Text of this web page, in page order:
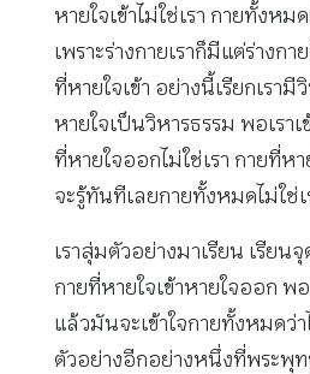
หายใจเข้าไม่ใช่เรา กายทั้งหม
เพราะร่างกายเราก็มีแต่ร่างก
ที่หายใจเข้า อย่างนี้เรียกเรามี
หายใจเป็นวิหารธรรม พอเราเ
ที่หายใจออกไม่ใช่เรา กายที่หา
จะรู้ทันทีเลยกายทั้งหมดไม่ใช่เ
เราสุ่มตัวอย่างมาเรียน เรียนจุ
กายที่หายใจเข้าหายใจออก พอ
แล้วมันจะเข้าใจกายทั้งหมดว่า
ตัวอย่างอีกอย่างหนึ่งที่พระพุท